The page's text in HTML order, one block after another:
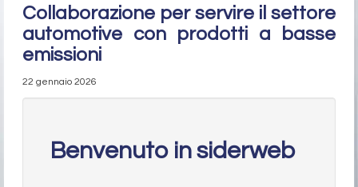
Collaborazione per servire il settore
automotive con prodotti a basse
emissioni
22 gennaio 2026
Benvenuto in siderweb